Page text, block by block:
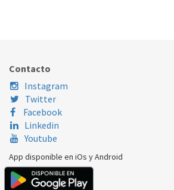
Contacto
Instagram
Twitter
Facebook
Linkedin
Youtube
App disponible en iOs y Android